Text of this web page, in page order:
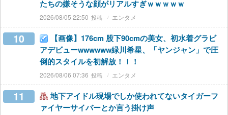
たちの嫌そうな顔がリアルすぎｗｗｗｗｗ
2026/08/05 22:50 エンタメ
10
【画像】176cm 股下90cmの美女、初水着グラビ
アデビューwwwwww緑川希星、「ヤンジャン」で圧
倒的スタイルを初解放！！！
2026/08/06 07:36 エンタメ
11
地下アイドル現場でしか使われてないタイガーフ
ァイヤーサイバーとか言う掛け声